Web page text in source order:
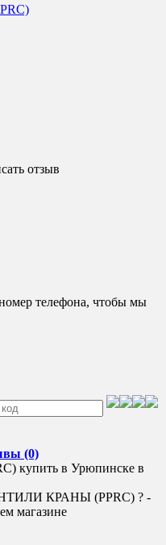
отзыв
телефона, чтобы мы
(0)
купить в Урюпинске в
КРАНЫ (PPRC) ? -
магазине